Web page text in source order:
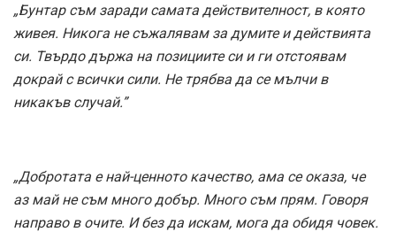
„Бунтар съм заради самата действителност, в която
живея. Никога не съжалявам за думите и действията
си. Твърдо държа на позициите си и ги отстоявам
докрай с всички сили. Не трябва да се мълчи в
никакъв случай.”
„Добротата е най-ценното качество, ама се оказа, че
аз май не съм много добър. Много съм прям. Говоря
направо в очите. И без да искам, мога да обидя човек.